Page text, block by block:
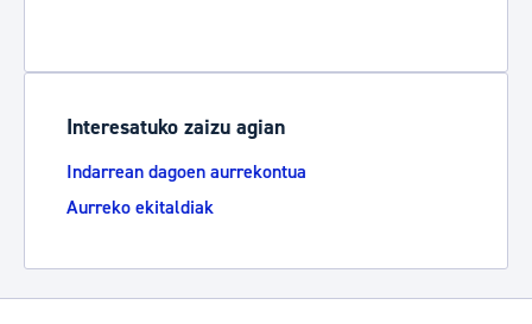
Interesatuko zaizu agian
Indarrean dagoen aurrekontua
Aurreko ekitaldiak